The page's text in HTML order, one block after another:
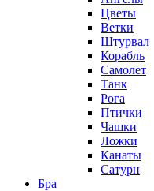
Цветы
Ветки
Штурвал
Корабль
Самолет
Танк
Рога
Птички
Чашки
Ложки
Канаты
Сатурн
Бра